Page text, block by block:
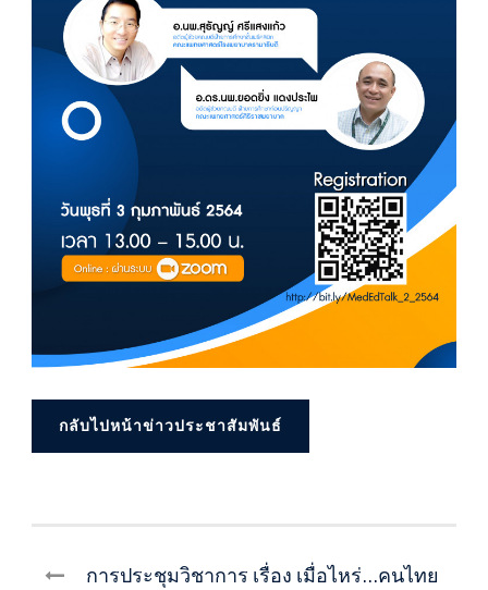
กลับไปหน้าข่าวประชาสัมพันธ์
การประชุมวิชาการ เรื่อง เมื่อไหร่…คนไทย